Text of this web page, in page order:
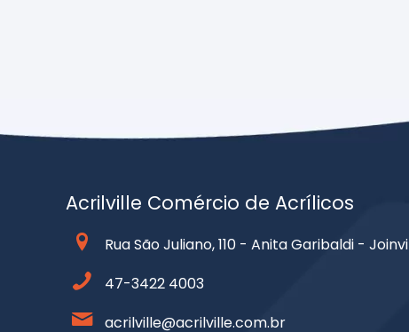
Acrilville Comércio de Acrílicos
Rua São Juliano, 110 - Anita Garibaldi -
47-3422 4003
acrilville@acrilville.com.br